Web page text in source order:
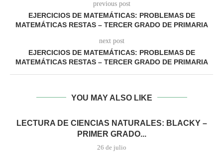
previous post
EJERCICIOS DE MATEMÁTICAS: PROBLEMAS DE
MATEMÁTICAS RESTAS – TERCER GRADO DE PRIMARIA
next post
EJERCICIOS DE MATEMÁTICAS: PROBLEMAS DE
MATEMÁTICAS RESTAS – TERCER GRADO DE PRIMARIA
YOU MAY ALSO LIKE
LECTURA DE CIENCIAS NATURALES: BLACKY –
PRIMER GRADO...
26 de julio